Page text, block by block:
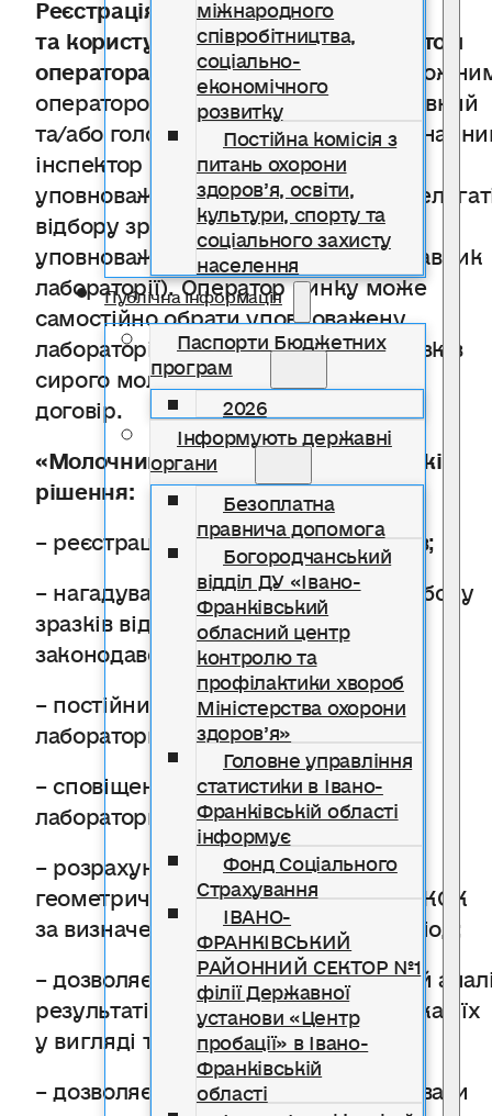
співробітництва,
соціально-
економічного
розвитку
Постійна комісія з
питань охорони
здоров’я, освіти,
культури, спорту та
соціального захисту
населення
Публічна інформація
Паспорти Бюджетних
програм
2026
Інформують державні
органи
Безоплатна
правнича допомога
Богородчанський
відділ ДУ «Івано-
Франківський
обласний центр
контролю та
профілактики хвороб
Міністерства охорони
здоров’я»
Головне управління
статистики в Івано-
Франківській області
інформує
Фонд Соціального
Страхування
ІВАНО-
ФРАНКІВСЬКИЙ
РАЙОННИЙ СЕКТОР №1
філії Державної
установи «Центр
пробації» в Івано-
Франківській
області
та користування особистим кабінетом
оператора ринку безкоштовні. За
оператором ринку головний державний
та/або головний державний
інспектор області закріплює
уповноваженого/уповноважених
відбору зразків (інспектор,
уповноважений ветеринар, представник
лабораторії). Оператор ринку може
самостійно обрати уповноважену
лабораторією для дослідження зразків
сирого молока та заключити з нею
договір.
«Молочний модуль» забезпечує такі
рішення:
– реєстрація акту про відбір зразків;
– нагадування про необхідність відбору
зразків відповідно до встановленої
законодавством періодичності;
– постійний доступ до результатів
лабораторних досліджень;
– сповіщення про нові результати
лабораторних досліджень молока;
– розрахунок змінної середньої
геометричної величини для ЗБЗ та КСК
за визначений законодавством період;
– дозволяє проводити статистичний
результатів досліджень та відображає їх
у вигляді таблиць, графіків;
– дозволяє операторам ринку надавати